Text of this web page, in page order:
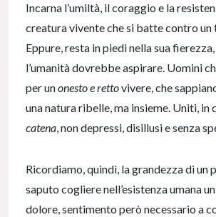
Incarna l’umiltà, il coraggio e la
creatura vivente che si batte contro un
Eppure, resta in piedi nella sua
l’umanità dovrebbe aspirare. Uomini
per unonesto e rettovivere, che
una natura ribelle, ma insieme. Uniti, in
catena, non depressi, disillusi e senza
Ricordiamo, quindi, la grandezza di un
saputo cogliere nell’esistenza umana
dolore, sentimento però necessario a